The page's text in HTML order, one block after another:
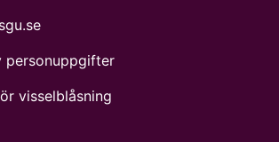
personuppgifter
visselblåsning